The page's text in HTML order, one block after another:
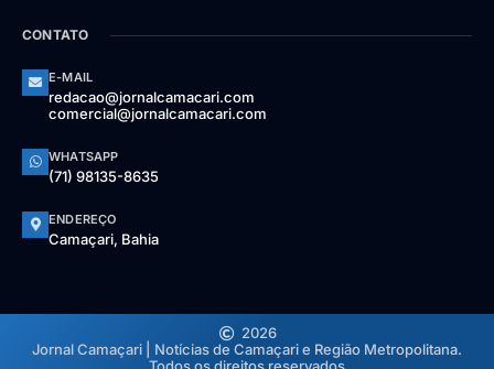
CONTATO
E-MAIL
redacao@jornalcamacari.com
comercial@jornalcamacari.com
WHATSAPP
(71) 98135-8635
ENDEREÇO
Camaçari, Bahia
2026
Jornal Camaçari | Notícias de Camaçari e Região Metropolitana.